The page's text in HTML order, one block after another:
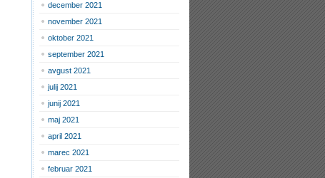
december 2021
november 2021
oktober 2021
september 2021
avgust 2021
julij 2021
junij 2021
maj 2021
april 2021
marec 2021
februar 2021